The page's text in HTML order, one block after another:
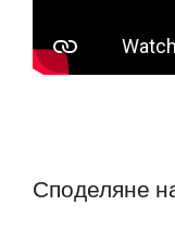
Споделяне